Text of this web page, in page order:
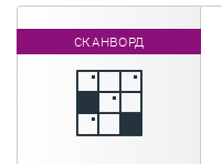
СКАНВОРД